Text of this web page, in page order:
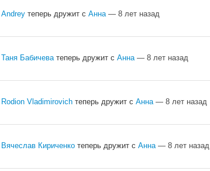
Andrey теперь дружит с Анна — 8 лет назад
Таня Бабичеватеперь дружит с Анна — 8 лет назад
Rodion Vladimirovich теперь дружит с Анна — 8 лет назад
Вячеслав Кириченко теперь дружит с Анна — 8 лет назад